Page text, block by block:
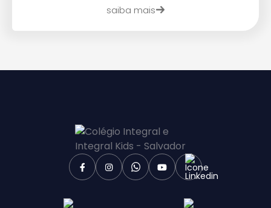
saiba mais